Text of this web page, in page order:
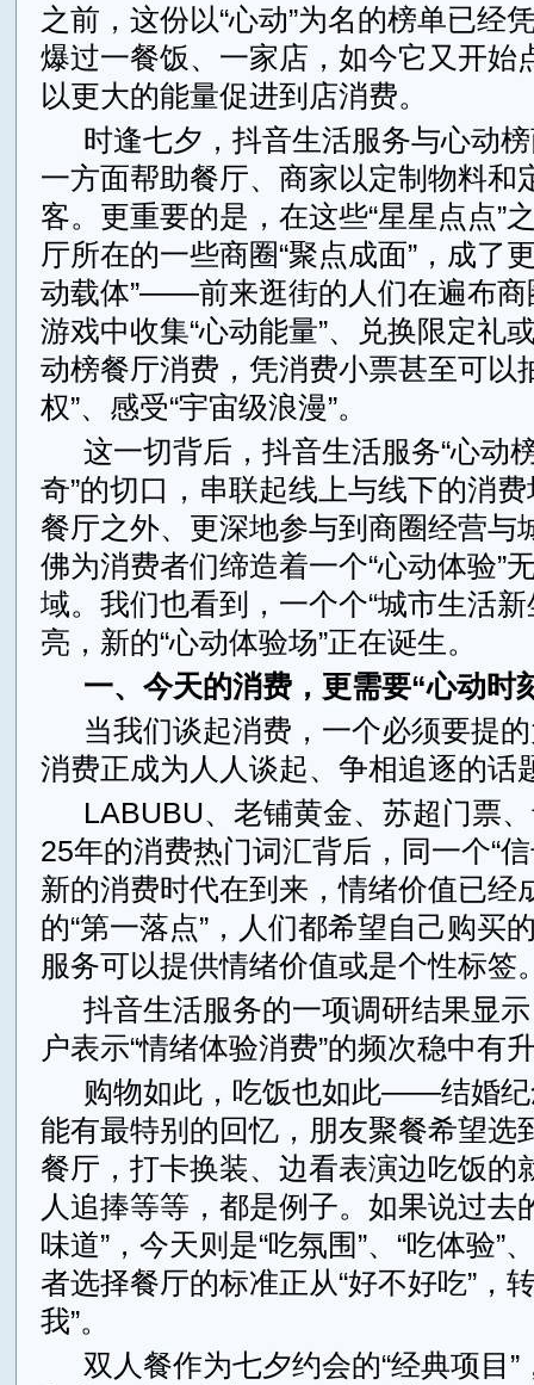
之前，这份以“心动”为名的榜单已经
爆过一餐饭、一家店，如今它又开始
以更大的能量促进到店消费。
时逢七夕，抖音生活服务与心动
一方面帮助餐厅、商家以定制物料和
客。更重要的是，在这些“星星点点”
厅所在的一些商圈“聚点成面”，成了
动载体”——前来逛街的人们在遍布商
游戏中收集“心动能量”、兑换限定礼
动榜餐厅消费，凭消费小票甚至可以
权”、感受“宇宙级浪漫”。
这一切背后，抖音生活服务“心动
奇”的切口，串联起线上与线下的消
餐厅之外、更深地参与到商圈经营与
佛为消费者们缔造着一个“心动体验”
域。我们也看到，一个个“城市生活新
亮，新的“心动体验场”正在诞生。
一、今天的消费，更需要“心动时
当我们谈起消费，一个必须要提
消费正成为人人谈起、争相追逐的话
LABUBU、老铺黄金、苏超门票
25年的消费热门词汇背后，同一个“
新的消费时代在到来，情绪价值已经
的“第一落点”，人们都希望自己购买
服务可以提供情绪价值或是个性标签
抖音生活服务的一项调研结果显
户表示“情绪体验消费”的频次稳中有
购物如此，吃饭也如此——结婚纪
能有最特别的回忆，朋友聚餐希望选
餐厅，打卡换装、边看表演边吃饭的
人追捧等等，都是例子。如果说过去
味道”，今天则是“吃氛围”、“吃体验”
者选择餐厅的标准正从“好不好吃”，
我”。
双人餐作为七夕约会的“经典项目